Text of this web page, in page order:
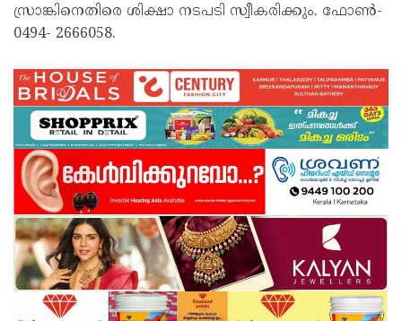
സ്രാങ്കിനെതിരെ ശിക്ഷാ നടപടി സ്വീകരിക്കും. ഫോൺ-
0494- 2666058.